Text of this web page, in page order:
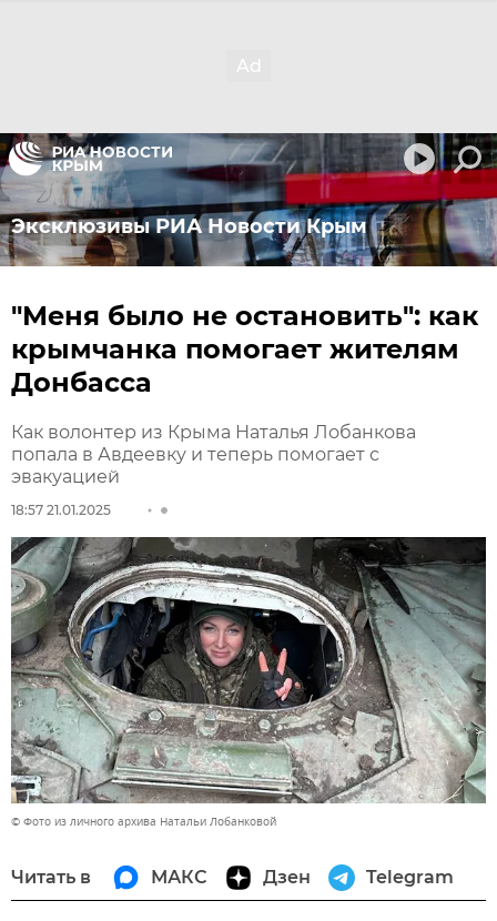
Эксклюзивы РИА Новости Крым
"Меня было не остановить": как
крымчанка помогает жителям
Донбасса
Как волонтер из Крыма Наталья Лобанкова
попала в Авдеевку и теперь помогает с
эвакуацией
18:57 21.01.2025
© Фото из личного архива Натальи Лобанковой
Читать в МАКС Дзен Telegram